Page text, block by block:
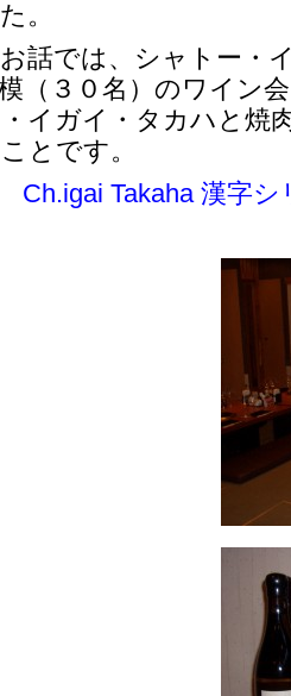
。
話では、シャトー・
（３０名）のワイン
イガイ・タカハと焼
とです。
Ch.igai Takaha 漢字